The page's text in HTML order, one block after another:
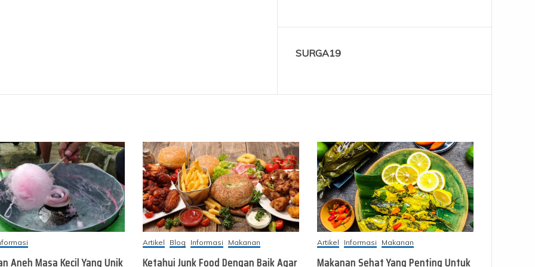
SURGA19
Aneh Masa Kecil Yang Unik
Artikel Blog Informasi Makanan
Ketahui Junk Food Dengan Baik Agar
Artikel Informasi Makanan
Makanan Sehat Yang Penting Untuk